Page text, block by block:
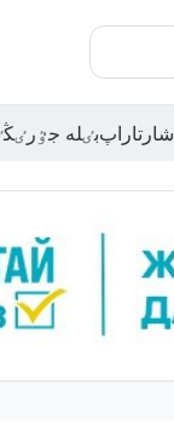
شارتاراپبٸلە